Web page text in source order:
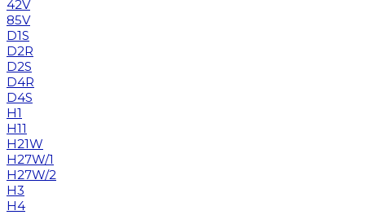
42V
85V
D1S
D2R
D2S
D4R
D4S
H1
H11
H21W
H27W/1
H27W/2
H3
H4